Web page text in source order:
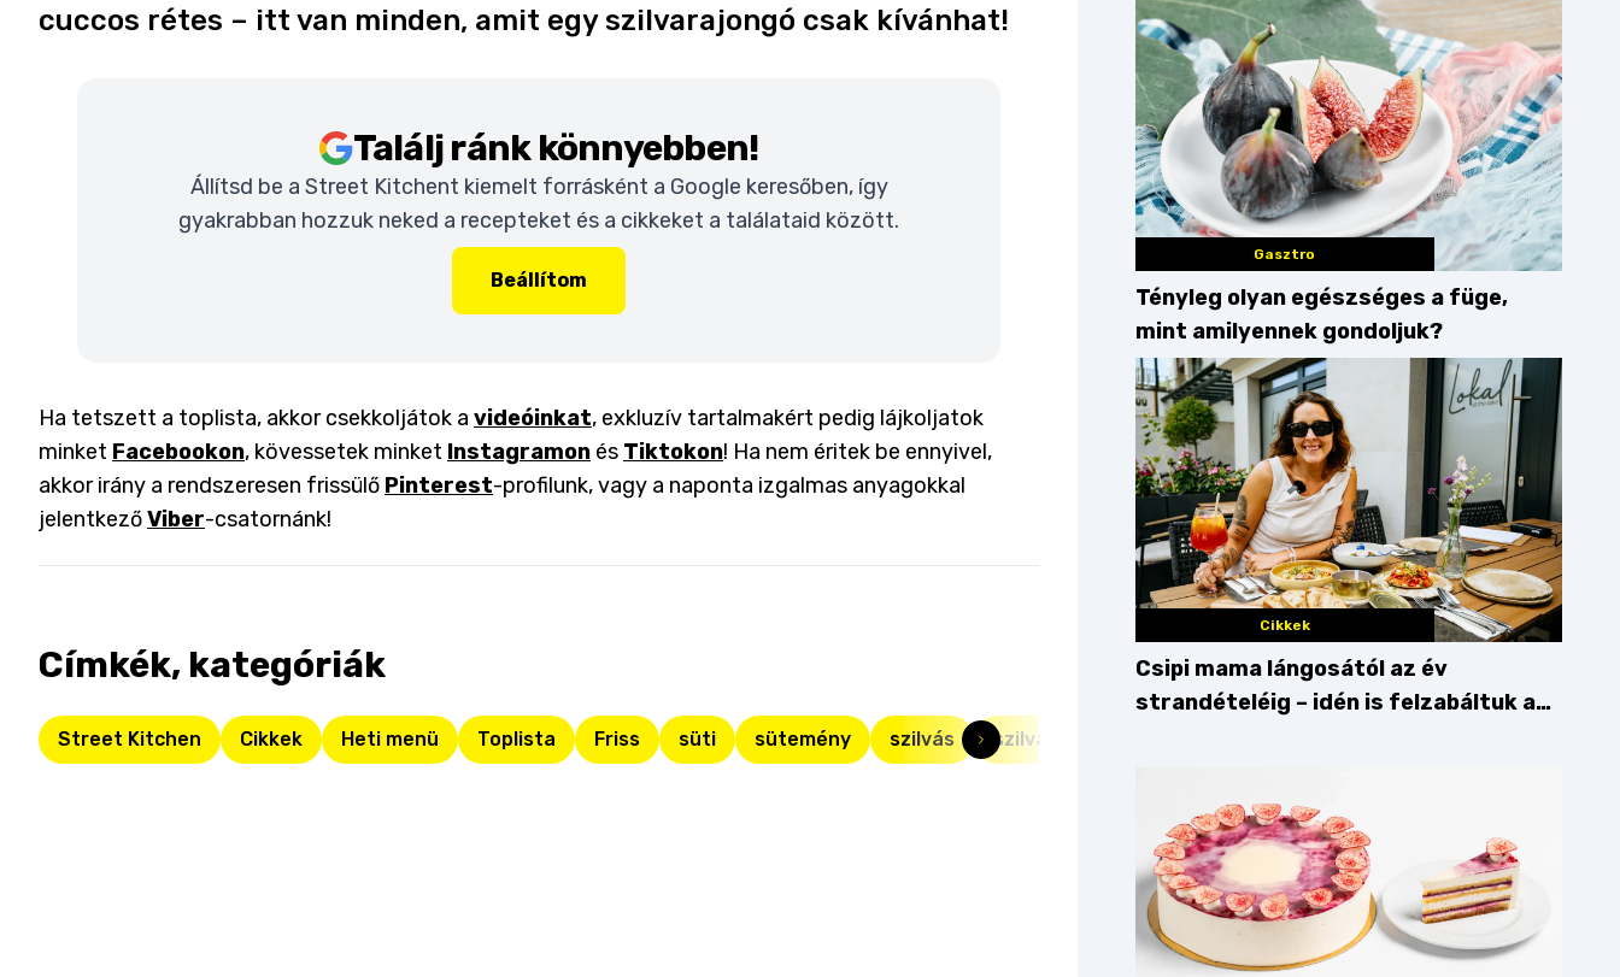
cuccos rétes – itt van minden, amit egy szilvarajongó csak kívánhat!
Találj ránk könnyebben!
Állítsd be a Street Kitchent kiemelt forrásként a Google keresőben, így
gyakrabban hozzuk neked a recepteket és a cikkeket a találataid között.
Beállítom
Ha tetszett a toplista, akkor csekkoljátok a videóinkat, exkluzív tartalmakért pedig lájkoljatok
minket Facebookon, kövessetek minket Instagramon és Tiktokon! Ha nem éritek be ennyivel,
akkor irány a rendszeresen frissülő Pinterest-profilunk, vagy a naponta izgalmas anyagokkal
jelentkezőViber-csatornánk!
Címkék, kategóriák
Street Kitchen Cikkek Heti menü Toplista Friss süti sütemény szilvás szilva
Gasztro
Tényleg olyan egészséges a füge,
mint amilyennek gondoljuk?
Cikkek
Csipi mama lángosától az év
strandételéig – idén is felzabáltuk a